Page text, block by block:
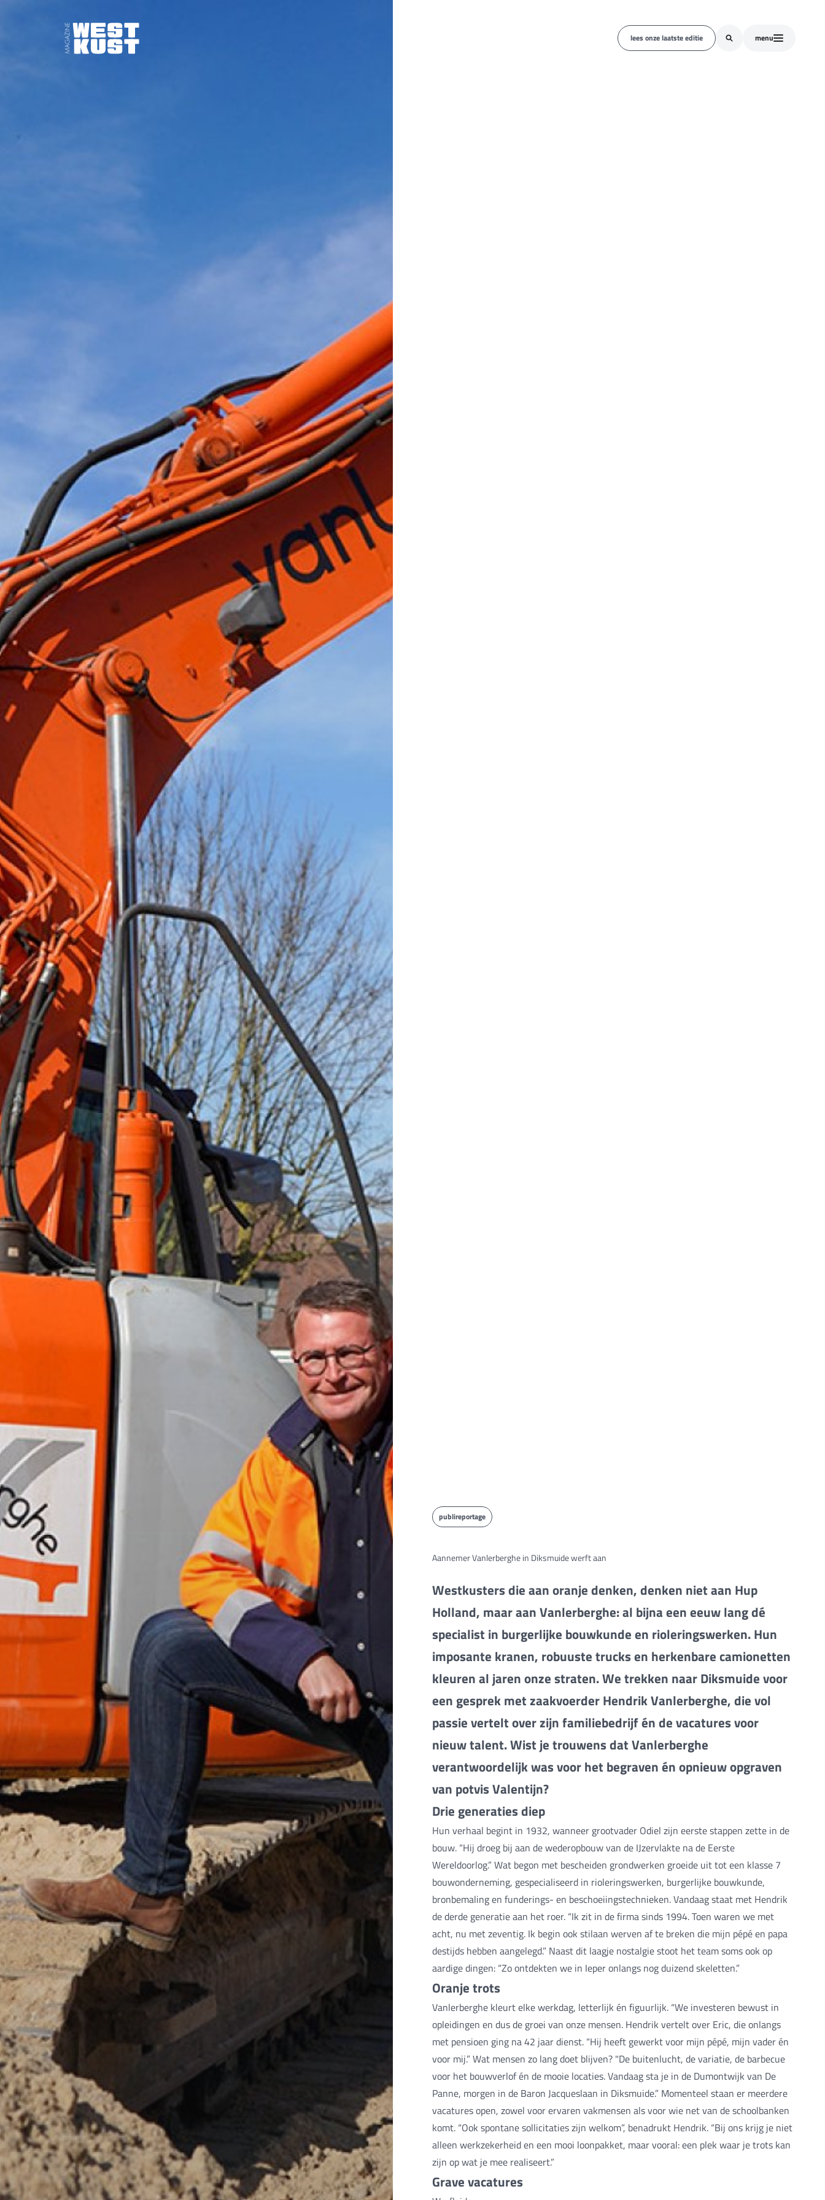
lees onze laatste editie menu
publireportage
Aannemer Vanlerberghe in Diksmuide werft aan
Westkusters die aan oranje denken, denken niet aan Hup
Holland, maar aan Vanlerberghe: al bijna een eeuw lang dé
specialist in burgerlijke bouwkunde en rioleringswerken. Hun
imposante kranen, robuuste trucks en herkenbare camionetten
kleuren al jaren onze straten. We trekken naar Diksmuide voor
een gesprek met zaakvoerder Hendrik Vanlerberghe, die vol
passie vertelt over zijn familiebedrijf én de vacatures voor
nieuw talent. Wist je trouwens dat Vanlerberghe
verantwoordelijk was voor het begraven én opnieuw opgraven
van potvis Valentijn?
Drie generaties diep
Hun verhaal begint in 1932, wanneer grootvader Odiel zijn eerste stappen zette in de
bouw. “Hij droeg bij aan de wederopbouw van de IJzervlakte na de Eerste
Wereldoorlog.” Wat begon met bescheiden grondwerken groeide uit tot een klasse 7
bouwonderneming, gespecialiseerd in rioleringswerken, burgerlijke bouwkunde,
bronbemaling en funderings- en beschoeiingstechnieken. Vandaag staat met Hendrik
de derde generatie aan het roer. “Ik zit in de firma sinds 1994. Toen waren we met
acht, nu met zeventig. Ik begin ook stilaan werven af te breken die mijn pépé en papa
destijds hebben aangelegd.” Naast dit laagje nostalgie stoot het team soms ook op
aardige dingen: “Zo ontdekten we in Ieper onlangs nog duizend skeletten.”
Oranje trots
Vanlerberghe kleurt elke werkdag, letterlijk én figuurlijk. “We investeren bewust in
opleidingen en dus de groei van onze mensen. Hendrik vertelt over Eric, die onlangs
met pensioen ging na 42 jaar dienst. “Hij heeft gewerkt voor mijn pépé, mijn vader én
voor mij.” Wat mensen zo lang doet blijven? "De buitenlucht, de variatie, de barbecue
voor het bouwverlof én de mooie locaties. Vandaag sta je in de Dumontwijk van De
Panne, morgen in de Baron Jacqueslaan in Diksmuide.” Momenteel staan er meerdere
vacatures open, zowel voor ervaren vakmensen als voor wie net van de schoolbanken
komt. “Ook spontane sollicitaties zijn welkom”, benadrukt Hendrik. “Bij ons krijg je niet
alleen werkzekerheid en een mooi loonpakket, maar vooral: een plek waar je trots kan
zijn op wat je mee realiseert.”
Grave vacatures